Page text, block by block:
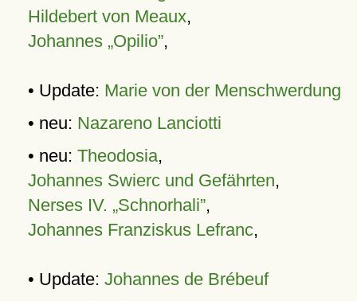
Hildebert von Meaux,
Johannes „Opilio”,
• Update: Marie von der Menschwerdung
• neu: Nazareno Lanciotti
• neu: Theodosia,
Johannes Swierc und Gefährten,
Nerses IV. „Schnorhali”,
Johannes Franziskus Lefranc,
• Update: Johannes de Brébeuf